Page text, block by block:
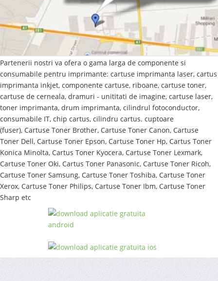
Partenerii nostri va ofera o gama larga de componente si
consumabile pentru imprimante: cartuse imprimanta laser, cartus
imprimanta inkjet, componente cartuse, riboane, cartuse toner,
cartuse de cerneala, dramuri - unititati de imagine, cartuse laser,
toner imprimanta, drum imprimanta, cilindrul fotoconductor,
consumabile IT, chip cartus, cilindru cartus. cuptoare
(fuser), Cartuse Toner Brother, Cartuse Toner Canon, Cartuse
Toner Dell, Cartuse Toner Epson, Cartuse Toner Hp, Cartus Toner
Konica Minolta, Cartus Toner Kyocera, Cartuse Toner Lexmark,
Cartuse Toner Oki, Cartus Toner Panasonic, Cartuse Toner Ricoh,
Cartuse Toner Samsung, Cartuse Toner Toshiba, Cartuse Toner
Xerox, Cartuse Toner Philips, Cartuse Toner Ibm, Cartuse Toner
Sharp etc